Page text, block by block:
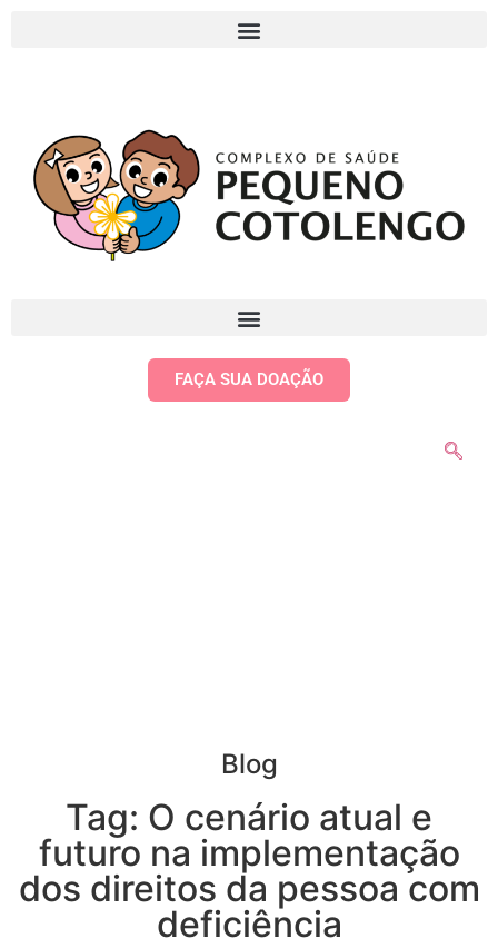
FAÇA SUA DOAÇÃO
Blog
Tag: O cenário atual e
futuro na implementação
dos direitos da pessoa com
deficiência